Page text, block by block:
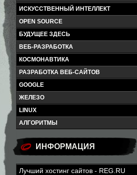
ИСКУССТВЕННЫЙ ИНТЕЛЛЕКТ
OPEN SOURCE
БУДУЩЕЕ ЗДЕСЬ
ВЕБ-РАЗРАБОТКА
КОСМОНАВТИКА
РАЗРАБОТКА ВЕБ-САЙТОВ
GOOGLE
ЖЕЛЕЗО
LINUX
АЛГОРИТМЫ
ИНФОРМАЦИЯ
Лучший хостинг сайтов - REG.RU